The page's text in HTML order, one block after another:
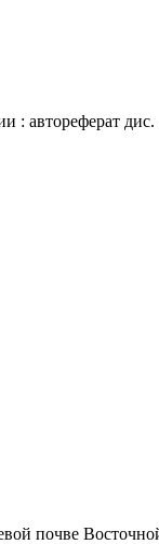
автореферат дис.
почве